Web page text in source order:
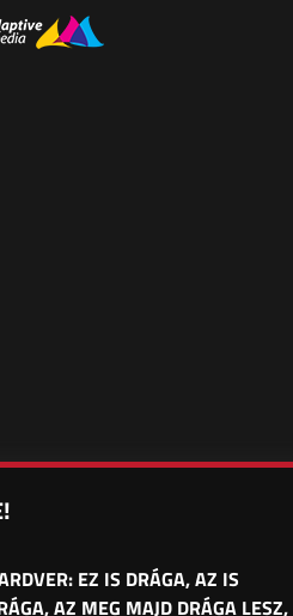
EZ IS DRÁGA, AZ IS
AZ MEG MAJD DRÁGA LESZ,